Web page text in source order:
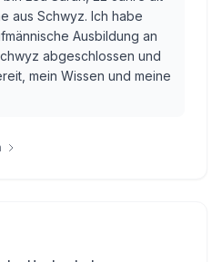
aus Schwyz. Ich habe
Ausbildung an
abgeschlossen und
mein Wissen und meine